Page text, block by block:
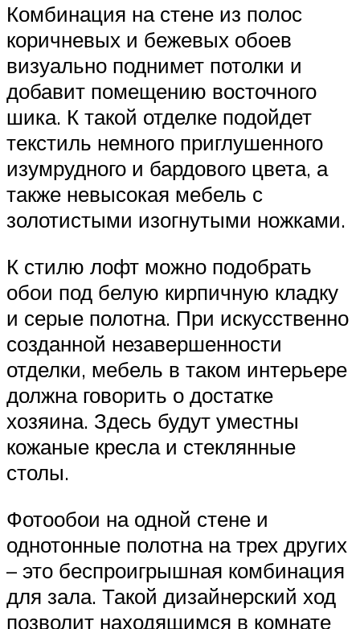
Комбинация на стене из полос
коричневых и бежевых обоев
визуально поднимет потолки и
добавит помещению восточного
шика. К такой отделке подойдет
текстиль немного приглушенного
изумрудного и бардового цвета, а
также невысокая мебель с
золотистыми изогнутыми ножками.
К стилю лофт можно подобрать
обои под белую кирпичную кладку
и серые полотна. При искусственно
созданной незавершенности
отделки, мебель в таком интерьере
должна говорить о достатке
хозяина. Здесь будут уместны
кожаные кресла и стеклянные
столы.
Фотообои на одной стене и
однотонные полотна на трех других
– это беспроигрышная комбинация
для зала. Такой дизайнерский ход
позволит находящимся в комнате